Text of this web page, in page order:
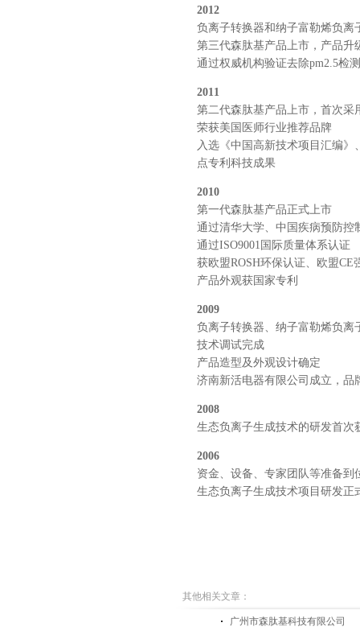
2012
负离子转换器和纳子富勒烯负离
第三代森肽基产品上市，产品升
通过权威机构验证去除pm2.5检测
2011
第二代森肽基产品上市，首次采
荣获美国医师行业推荐品牌
入选《中国高新技术项目汇编
点专利科技成果
2010
第一代森肽基产品正式上市
通过清华大学、中国疾病预防控
通过ISO9001 国际质量体系认证
获欧盟ROSH环保认证、欧盟CE
产品外观获国家专利
2009
负离子转换器、纳子富勒烯负离
技术调试完成
产品造型及外观设计确定
济南新活电器有限公司成立，品
2008
生态负离子生成技术的研发首次
2006
资金、设备、专家团队等准备到
生态负离子生成技术项目研发正
其他相关文章：
广州市森肽基科技有限公司